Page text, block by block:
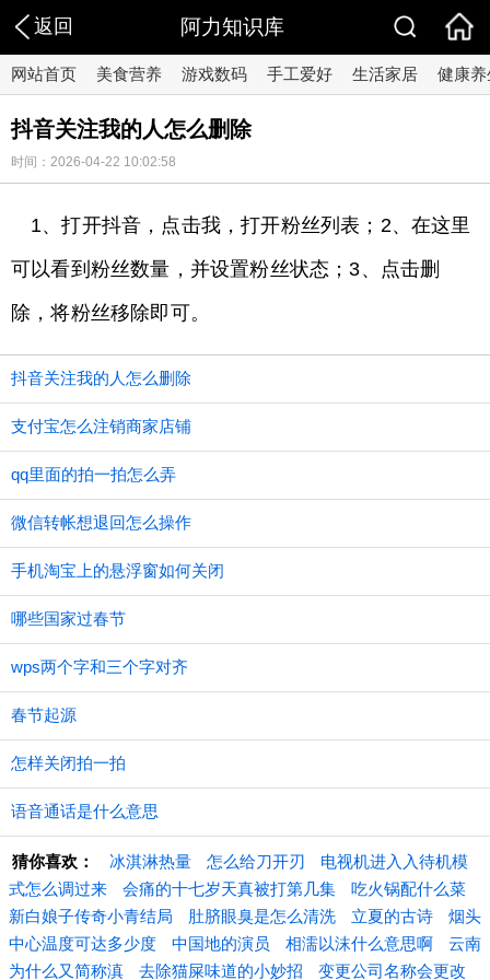
返回 阿力知识库
网站首页 美食营养 游戏数码 手工爱好 生活家居 健康养
抖音关注我的人怎么删除
时间：2026-04-22 10:02:58
1、打开抖音，点击我，打开粉丝列表；2、在这里
可以看到粉丝数量，并设置粉丝状态；3、点击删
除，将粉丝移除即可。
抖音关注我的人怎么删除
支付宝怎么注销商家店铺
qq里面的拍一拍怎么弄
微信转帐想退回怎么操作
手机淘宝上的悬浮窗如何关闭
哪些国家过春节
wps两个字和三个字对齐
春节起源
怎样关闭拍一拍
语音通话是什么意思
猜你喜欢： 冰淇淋热量 怎么给刀开刃
电视机进入入待机模
式怎么调过来
会痛的十七岁天真被打第几集
吃火锅配什么菜
新白娘子传奇小青结局
肚脐眼臭是怎么清洗 立夏的古诗
烟头
中心温度可达多少度
中国地的演员 相濡以沫什么意思啊
云南
为什么又简称滇
去除猫屎味道的小妙招 变更公司名称会更改